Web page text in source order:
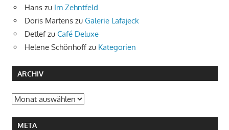
Hans zu Im Zehntfeld
Doris Martens zu Galerie Lafajeck
Detlefzu Café Deluxe
Helene Schönhoff zu Kategorien
ARCHIV
Archiv
META